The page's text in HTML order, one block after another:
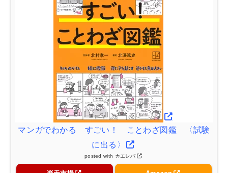
マンガでわかる すごい！ ことわざ図鑑 〈試験
に出る〉
posted with カエレバ